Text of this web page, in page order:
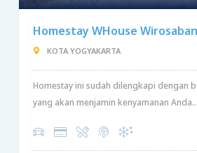
Homestay WHouse Wirosaban
KOTA YOGYAKARTA
Homestay ini sudah dilengkapi dengan
yang akan menjamin kenyamanan Anda...